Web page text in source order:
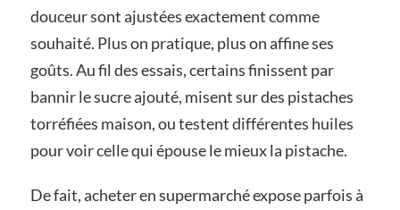
douceur sont ajustées exactement comme
souhaité. Plus on pratique, plus on affine ses
goûts. Au fil des essais, certains finissent par
bannir le sucre ajouté, misent sur des pistaches
torréfiées maison, ou testent différentes huiles
pour voir celle qui épouse le mieux la pistache.
De fait, acheter en supermarché expose parfois à